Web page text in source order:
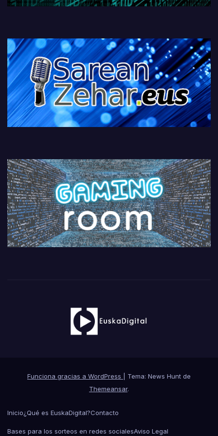
Funciona gracias a WordPress
Tema: News Hunt de
Themeansar.
Inicio¿Qué es EuskaDigital?Contacto
Bases para los sorteos en redes socialesAviso Legal